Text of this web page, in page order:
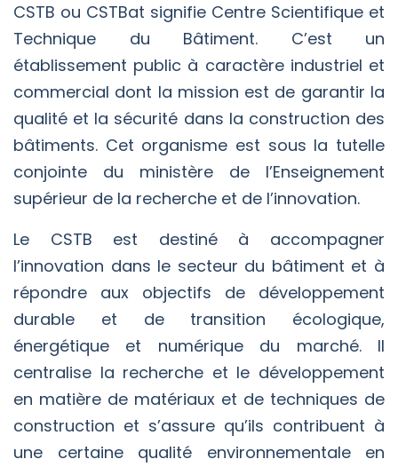
CSTB ou CSTBat signifie Centre Scientifique et
Technique du Bâtiment. C’est un
établissement public à caractère industriel et
commercial dont la mission est de garantir la
qualité et la sécurité dans la construction des
bâtiments. Cet organisme est sous la tutelle
conjointe du ministère de l’Enseignement
supérieur de la recherche et de l’innovation.
Le CSTB est destiné à accompagner
l’innovation dans le secteur du bâtiment et à
répondre aux objectifs de développement
durable et de transition écologique,
énergétique et numérique du marché. Il
centralise la recherche et le développement
en matière de matériaux et de techniques de
construction et s’assure qu’ils contribuent à
une certaine qualité environnementale en